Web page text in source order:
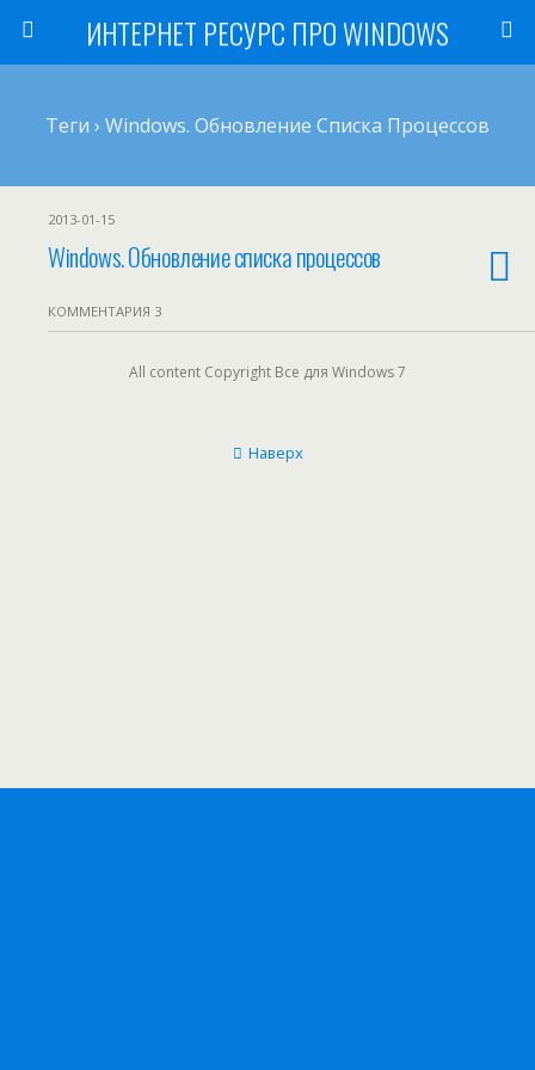
ИНТЕРНЕТ РЕСУРС ПРО WINDOWS
Теги › Windows. Обновление Списка Процессов
2013-01-15
Windows. Обновление списка процессов
КОММЕНТАРИЯ 3
All content Copyright Все для Windows 7
Наверх